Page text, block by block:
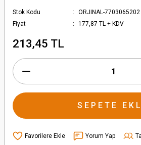
Stok Kodu
ORJINAL-7703065202
Fiyat
177,87 TL + KDV
213,45 TL
SEPETE
Yorum Yap